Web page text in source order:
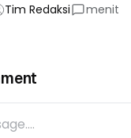
Tim Redaksi menit